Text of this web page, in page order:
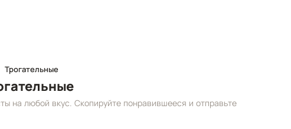
Трогательные
на любой вкус. Скопируйте понравившееся и отправьте